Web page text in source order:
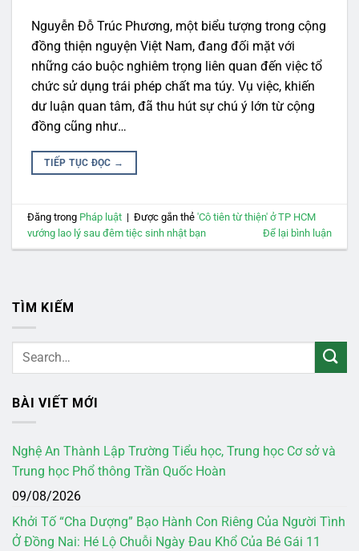
Nguyễn Đỗ Trúc Phương, một biểu tượng trong cộng
đồng thiện nguyện Việt Nam, đang đối mặt với
những cáo buộc nghiêm trọng liên quan đến việc tổ
chức sử dụng trái phép chất ma túy. Vụ việc, khiến
dư luận quan tâm, đã thu hút sự chú ý lớn từ cộng
đồng cũng như…
TIẾP TỤC ĐỌC →
Đăng trong Pháp luật | Được gắn thẻ'Cô tiên từ thiện' ở TP HCM
vướng lao lý sau đêm tiệc sinh nhật bạn
Để lại bình luận
TÌM KIẾM
BÀI VIẾT MỚI
Nghệ An Thành Lập Trường Tiểu học, Trung học Cơ sở và
Trung học Phổ thông Trần Quốc Hoàn
09/08/2026
Khởi Tố “Cha Dượng” Bạo Hành Con Riêng Của Người Tình
Ở Đồng Nai: Hé Lộ Chuỗi Ngày Đau Khổ Của Bé Gái 11